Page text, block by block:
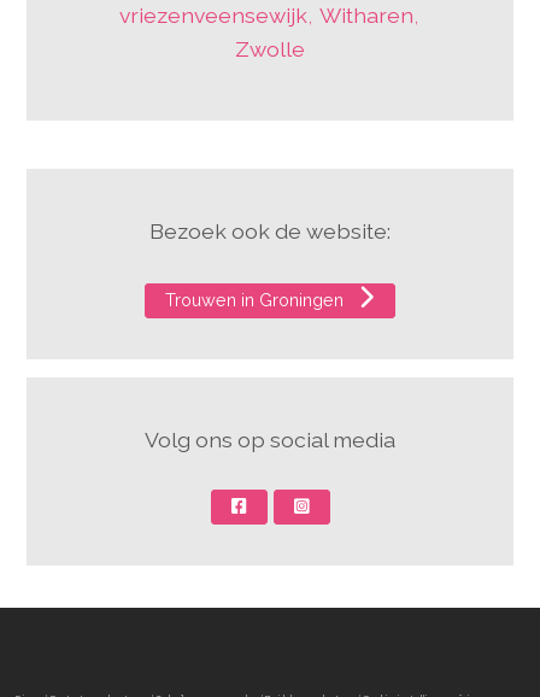
vriezenveensewijk ,Witharen
Zwolle
Bezoek ook de website:
Trouwen in Groningen
Volg ons op social media